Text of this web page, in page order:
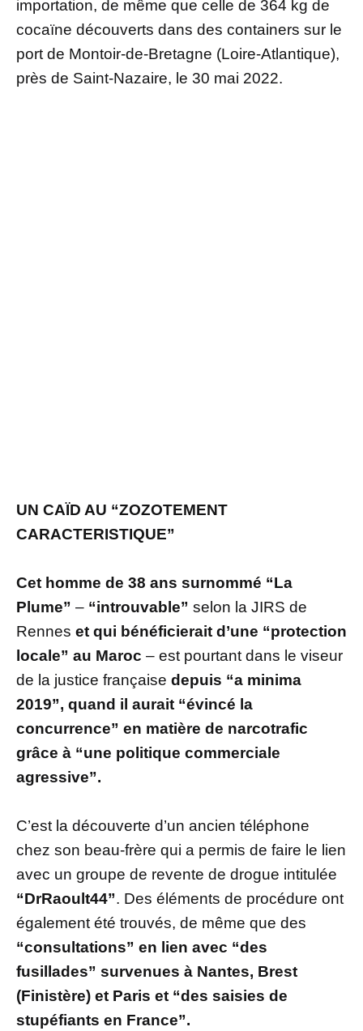
importation, de même que celle de 364 kg de
cocaïne découverts dans des containers sur le
port de Montoir-de-Bretagne (Loire-Atlantique),
près de Saint-Nazaire, le 30 mai 2022.
UN CAÏD AU “ZOZOTEMENT
CARACTERISTIQUE”
Cet homme de 38 ans surnommé “La
Plume” – “introuvable” selon la JIRS de
Rennes et qui bénéficierait d’une “protection
locale” au Maroc – est pourtant dans le viseur
de la justice française depuis “a minima
2019”, quand il aurait “évincé la
concurrence” en matière de narcotrafic
grâce à “une politique commerciale
agressive”.
C’est la découverte d’un ancien téléphone
chez son beau-frère qui a permis de faire le lien
avec un groupe de revente de drogue intitulée
“DrRaoult44”. Des éléments de procédure ont
également été trouvés, de même que des
“consultations” en lien avec “des
fusillades” survenues à Nantes, Brest
(Finistère) et Paris et “des saisies de
stupéfiants en France”.